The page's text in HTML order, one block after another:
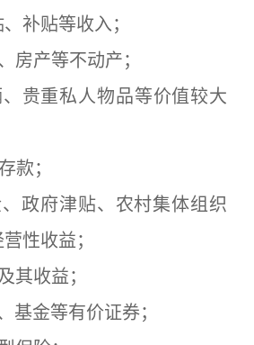
补贴等收入；
产等不动产；
重私人物品等价值较大
；
府津贴、农村集体组织
性收益；
收益；
金等有价证券；